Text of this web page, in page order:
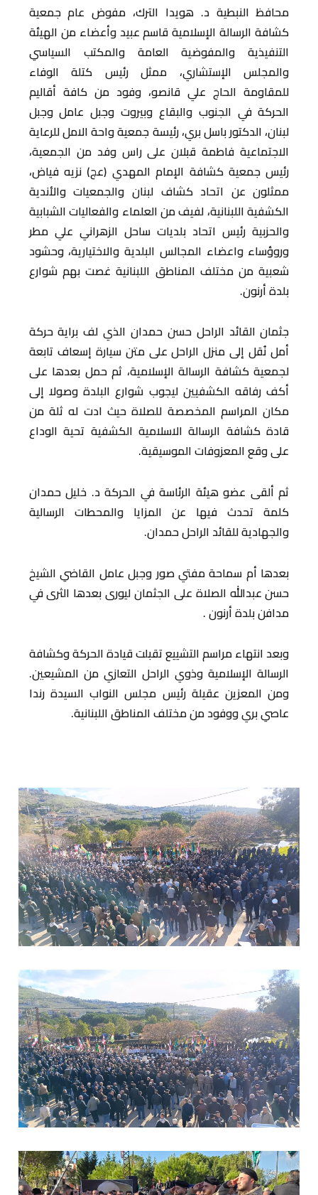
محافظ النبطية د. هويدا الترك، مفوض عام جمعية
كشافة الرسالة الإسلامية قاسم عبيد وأعضاء من الهيئة
التنفيذية والمفوضية العامة والمكتب السياسي
والمجلس الإستشاري، ممثل رئيس كتلة الوفاء
للمقاومة الحاج علي قانصو، وفود من كافة أقاليم
الحركة في الجنوب والبقاع وبيروت وجبل عامل وجبل
لبنان، الدكتور باسل بري، رئيسة جمعية واحة الامل للرعاية
الاجتماعية فاطمة قبلان على راس وفد من الجمعية،
رئيس جمعية كشافة الإمام المهدي (عج) نزيه فياض،
ممثلون عن اتحاد كشاف لبنان والجمعيات والأندية
الكشفية اللبنانية، لفيف من العلماء والفعاليات الشبابية
والحزبية رئيس اتحاد بلديات ساحل الزهراني علي مطر
وروؤساء واعضاء المجالس البلدية والاختيارية، وحشود
شعبية من مختلف المناطق اللبنانية غصت بهم شوارع
بلدة أرنون.
جثمان القائد الراحل حسن حمدان الذي لف براية حركة
أمل نُقل إلى منزل الراحل على متن سيارة إسعاف تابعة
لجمعية كشافة الرسالة الإسلامية، ثم حمل بعدها على
أكف رفاقه الكشفيين ليجوب شوارع البلدة وصولا إلى
مكان المراسم المخصصة للصلاة حيث ادت له ثلة من
قادة كشافة الرسالة الاسلامية الكشفية تحية الوداع
على وقع المعزوفات الموسيقية.
ثم ألقى عضو هيئة الرئاسة في الحركة د. خليل حمدان
كلمة تحدث فيها عن المزايا والمحطات الرسالية
والجهادية للقائد الراحل حمدان.
بعدها أم سماحة مفتي صور وجبل عامل القاضي الشيخ
حسن عبدالله الصلاة على الجثمان ليورى بعدها الثرى في
مدافن بلدة أرنون .
وبعد انتهاء مراسم التشييع تقبلت قيادة الحركة وكشافة
الرسالة الإسلامية وذوي الراحل التعازي من المشيعين.
ومن المعزين عقيلة رئيس مجلس النواب السيدة رندا
عاصي بري ووفود من مختلف المناطق اللبنانية.